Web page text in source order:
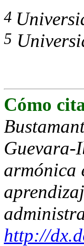
4
5
Cómo
Guevara-
armónica
http://